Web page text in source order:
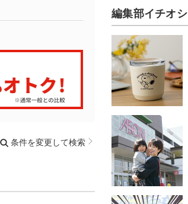
条件を変更して検索
編集部イチオシ